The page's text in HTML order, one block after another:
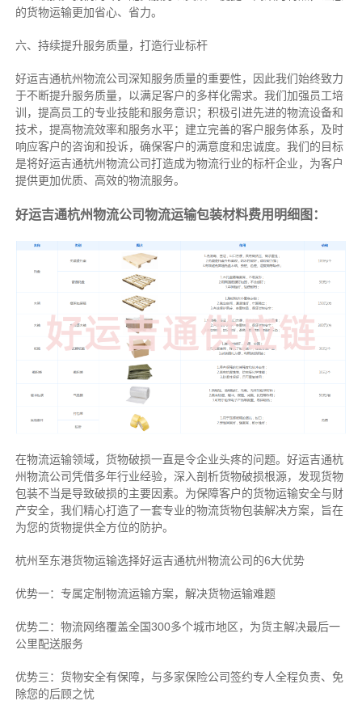
的货物运输更加省心、省力。
六、持续提升服务质量，打造行业标杆
好运吉通杭州物流公司深知服务质量的重要性，因此我们始终致力
于不断提升服务质量，以满足客户的多样化需求。我们加强员工培
训，提高员工的专业技能和服务意识；积极引进先进的物流设备和
技术，提高物流效率和服务水平；建立完善的客户服务体系，及时
响应客户的咨询和投诉，确保客户的满意度和忠诚度。我们的目标
是将好运吉通杭州物流公司打造成为物流行业的标杆企业，为客户
提供更加优质、高效的物流服务。
好运吉通杭州物流公司物流运输包装材料费用明细图：
在物流运输领域，货物破损一直是令企业头疼的问题。好运吉通杭
州物流公司凭借多年行业经验，深入剖析货物破损根源，发现货物
包装不当是导致破损的主要因素。为保障客户的货物运输安全与财
产安全，我们精心打造了一套专业的物流货物包装解决方案，旨在
为您的货物提供全方位的防护。
杭州至东港货物运输选择好运吉通杭州物流公司的6大优势
优势一：专属定制物流运输方案，解决货物运输难题
优势二：物流网络覆盖全国300多个城市地区，为货主解决最后一
公里配送服务
优势三：货物安全有保障，与多家保险公司签约专人全程负责、免
除您的后顾之忧